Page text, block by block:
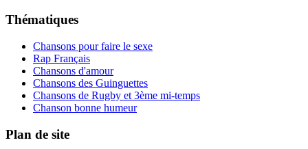
Thématiques
Chansons pour faire le sexe
Rap Français
Chansons d'amour
Chansons des Guinguettes
Chansons de Rugby et 3ème mi-temps
Chanson bonne humeur
Plan de site